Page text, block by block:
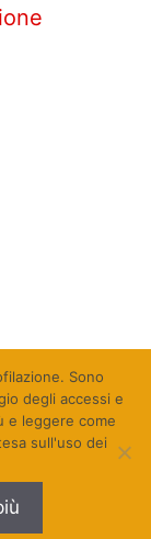
i diritti
Farina
Sono
degli accessi e
e leggere come
sull'uso dei